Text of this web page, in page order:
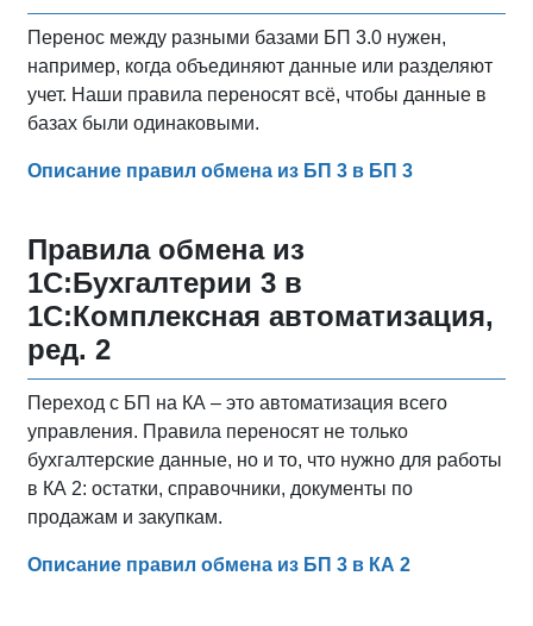
Перенос между разными базами БП 3.0 нужен,
например, когда объединяют данные или разделяют
учет. Наши правила переносят всё, чтобы данные в
базах были одинаковыми.
Описание правил обмена из БП 3 в БП 3
Правила обмена из
1С:Бухгалтерии 3 в
1С:Комплексная автоматизация,
ред. 2
Переход с БП на КА – это автоматизация всего
управления. Правила переносят не только
бухгалтерские данные, но и то, что нужно для работы
в КА 2: остатки, справочники, документы по
продажам и закупкам.
Описание правил обмена из БП 3 в КА 2